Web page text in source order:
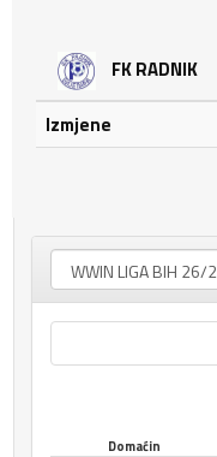
FK RADNIK
Izmjene
Domaćin